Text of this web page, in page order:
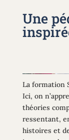
Une
La formation
Ici, on
théories
ressentant,
histoires et